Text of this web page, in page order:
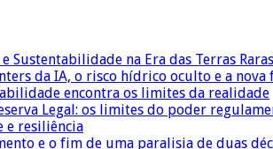
Sustentabilidade na Era das Terras
da IA, o risco hídrico oculto e a
encontra os limites da realidade
Legal: os limites do poder
e resiliência
e o fim de uma paralisia de duas